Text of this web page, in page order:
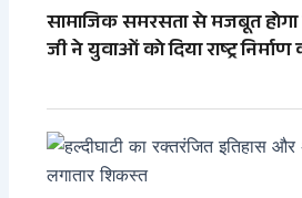
सामाजिक समरसता से मजबूत होगा
जी ने युवाओं को दिया राष्ट्र